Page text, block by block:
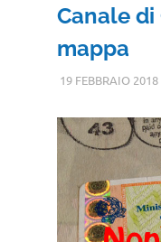
Canale
mappa
19 FEBBRAIO 2018